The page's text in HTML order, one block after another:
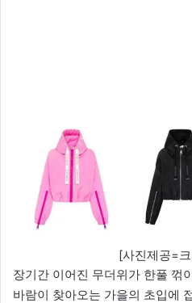
[사진제공=
장기간 이어진 무더위가 한풀 꺾
바람이 찾아오는 가을의 초입에